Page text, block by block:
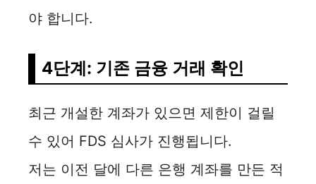
야 합니다.
4단계: 기존 금융 거래 확인
최근 개설한 계좌가 있으면 제한이 걸릴
수 있어 FDS 심사가 진행됩니다.
저는 이전 달에 다른 은행 계좌를 만든 적